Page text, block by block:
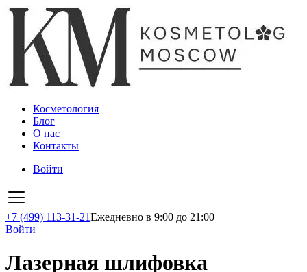
Косметология
Блог
О нас
Контакты
Войти
+7 (499) 113-31-21Ежедневно в 9:00 до 21:00
Войти
Лазерная шлифовка